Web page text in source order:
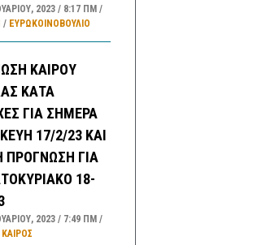
2023 8:17 ΠΜ
/ ΕΥΡΩΚΟΙΝΟΒΟΥΛΙΟ
ΚΑΙΡΟΥ
ΚΑΤΑ
ΓΙΑ ΣΗΜΕΡΑ
17/2/23 ΚΑΙ
ΠΡΟΓΝΩΣΗ ΓΙΑ
18-
2023 7:49 ΠΜ
ΚΑΙΡΌΣ